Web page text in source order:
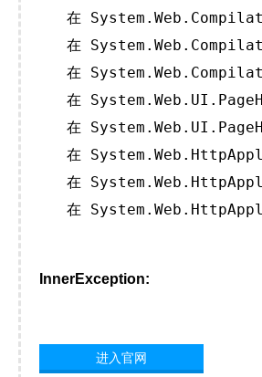
在
在
在
在
在
在
在
在
InnerException:
进入官网